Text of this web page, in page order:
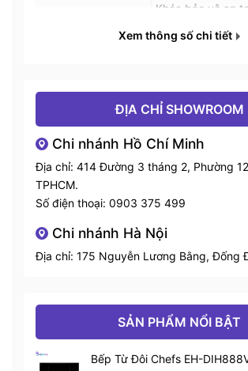
Khóa bảo vệ an
310 x 385 x 53
Kích thước khoét
đá
Trọng lượng 5kg
Điện áp 220V / 50Hz
7 mức công suất
Công suất 100 - 2200W
Xem thông số chi tiết
ĐỊA CHỈ SHOWROOM
Chi nhánh Hồ Chí Minh
Địa chỉ: 414 Đường 3 tháng 2, Phường
TPHCM.
Số điện thoại: 0903 375 499
Chi nhánh Hà Nội
Địa chỉ: 175 Nguyễn Lương Bằng, Đống
SẢN PHẨM NỔI BẬT
Bếp Từ Đôi Chefs EH-